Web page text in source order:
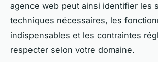
agence web peut ainsi identifier les
techniques nécessaires, les
indispensables et les contraintes
respecter selon votre domaine.